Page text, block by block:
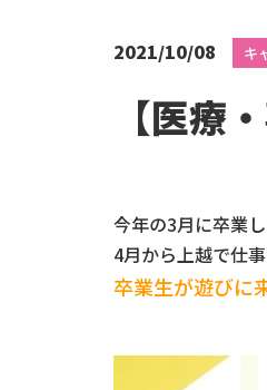
2021/10/08 キ
【医療
今年の3月に卒業
4月から上越で仕
卒業生が遊びに